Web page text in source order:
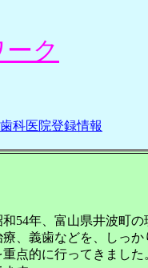
ク
科医院登録情報
和54年、富山県井波町
療、義歯などを、しっ
重点的に行ってきまし